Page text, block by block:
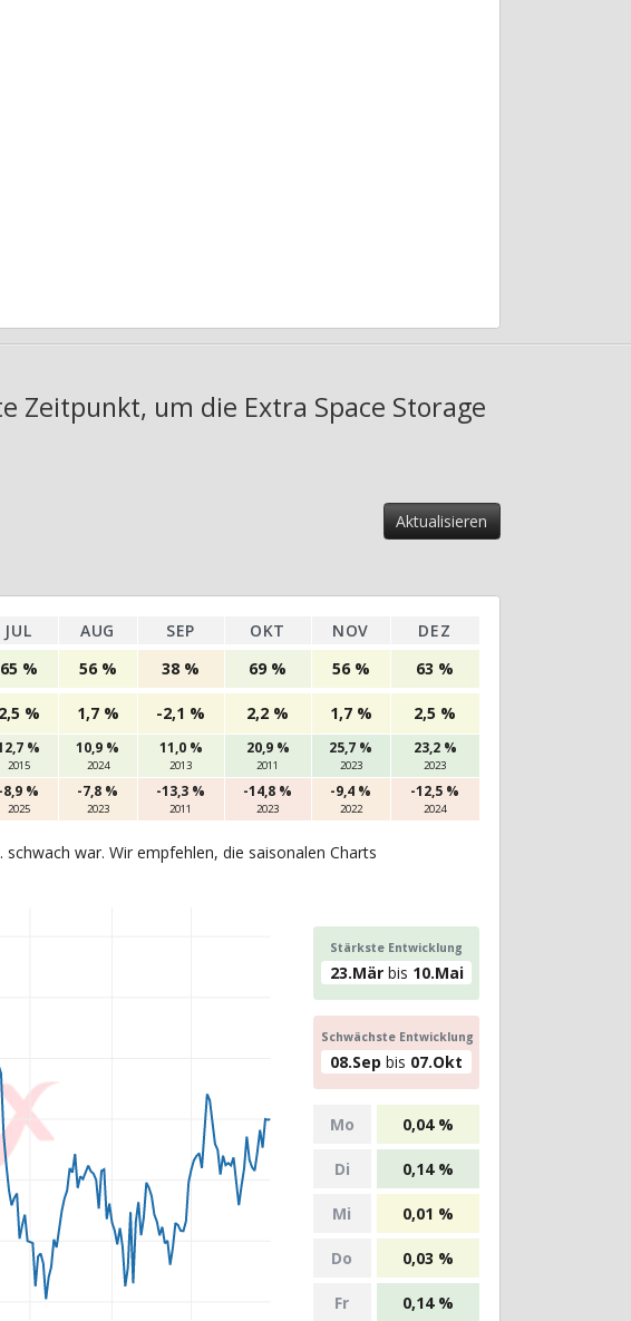
Zeitpunkt, um die Extra Space Storage
JUL AUG SEP OKT NOV DEZ
65 % 56 % 38 % 69 % 56 % 63 %
2,5 % 1,7 % -2,1 % 2,2 % 1,7 % 2,5 %
%
2015
10,9 %
2024
11,0 %
2013
20,9 %
2011
25,7 %
2023
23,2 %
2023
-8,9 %
2025
-7,8 %
2023
-13,3 %
2011
-14,8 %
2023
-9,4 %
2022
-12,5 %
2024
war. Wir empfehlen, die saisonalen Charts
Stärkste Entwicklung
23.Märbis 10.Mai
Schwächste Entwicklung
08.Sep bis 07.Okt
Mo 0,04 %
Di 0,14 %
Mi 0,01 %
Do 0,03 %
Fr 0,14 %